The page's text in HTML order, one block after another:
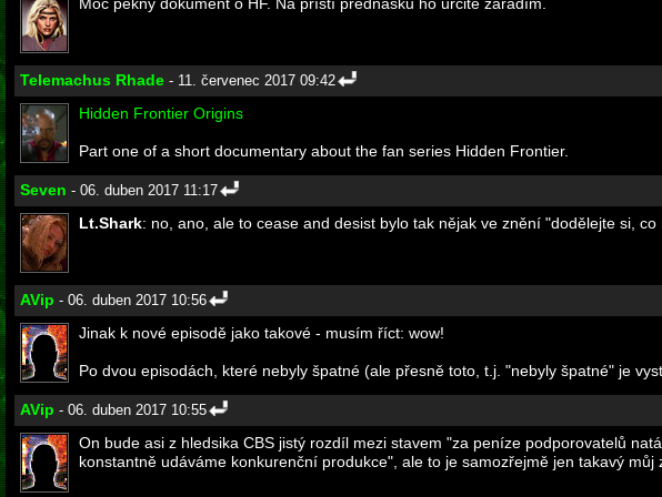
Moc pěkný dokument o HF. Na příští přednášku ho určitě zařadím.
Telemachus Rhade - 11. červenec 2017 09:42
Hidden Frontier Origins
Part one of a short documentary about the fan series Hidden Frontier.
Seven - 06. duben 2017 11:17
Lt.Shark: no, ano, ale to cease and desist bylo tak nějak ve znění "dodělejte si,
AVip - 06. duben 2017 10:56
Jinak k nové episodě jako takové - musím říct: wow!
Po dvou episodách, které nebyly špatné (ale přesně toto, t.j. "nebyly špatné" je
AVip - 06. duben 2017 10:55
On bude asi z hledsika CBS jistý rozdíl mezi stavem "za peníze podporovatelů
konstantně udáváme konkurenční produkce", ale to je samozřejmě jen takavý